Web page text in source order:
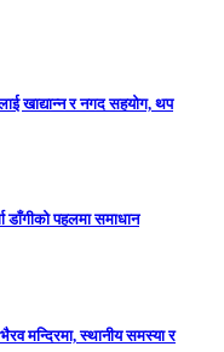
खाद्यान्न र नगद सहयोग, थप
डाँगीको पहलमा समाधान
मन्दिरमा, स्थानीय समस्या र